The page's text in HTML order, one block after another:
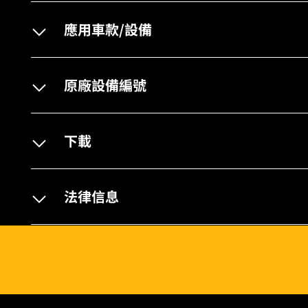
應用車款/設備
原廠設備編號
下載
法律信息